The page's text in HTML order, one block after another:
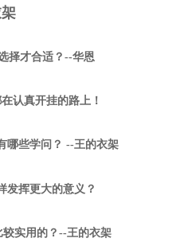
择才合适？--华恩
认真开挂的路上！
哪些学问？ --王的衣架
发挥更大的意义？
实用的？--王的衣架